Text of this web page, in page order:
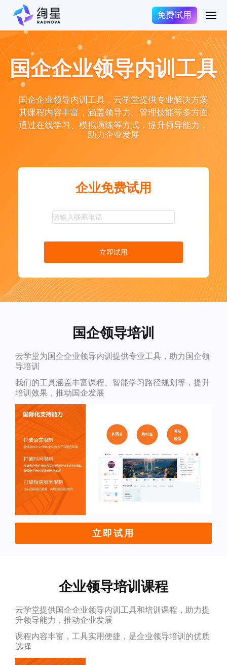
免费试用
国企企业领导内训工具
国企企业领导内训工具，云学堂提供专业解决方案
其课程内容丰富，涵盖领导力、管理技能等多方面
通过在线学习、模拟演练等方式，提升领导能力，
助力企业发展
企业免费试用
立即试用
国企领导培训
云学堂为国企企业领导内训提供专业工具，助力国企领
导培训
我们的工具涵盖丰富课程、智能学习路径规划等，提升
培训效果，推动国企发展
立即试用
企业领导培训课程
云学堂提供国企企业领导内训工具和培训课程，助力提
升领导能力，推动企业发展
课程内容丰富，工具实用便捷，是企业领导培训的优质
选择